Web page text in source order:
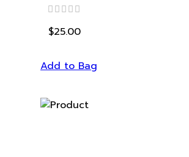
Karite-carotte
$25.00
Add to Bag